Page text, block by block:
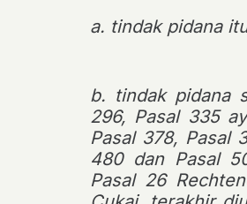
a. tindak pidana
b. tindak pidana
296, Pasal 335
Pasal 378, Pasal
480 dan Pasal
Pasal 26